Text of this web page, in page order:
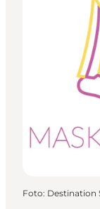
Planlæg
Booking
Foto: Destination